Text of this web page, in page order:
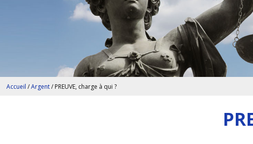
Accueil /Argent/ PREUVE, charge à qui ?